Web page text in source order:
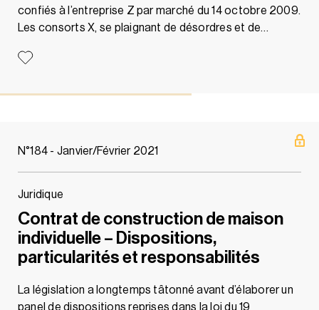
confiés à l’entreprise Z par marché du 14 octobre 2009.
Les consorts X, se plaignant de désordres et de…
N°184 - Janvier/Février 2021
Juridique
Contrat de construction de maison
individuelle – Dispositions,
particularités et responsabilités
La législation a longtemps tâtonné avant d’élaborer un
panel de dispositions reprises dans la loi du 19